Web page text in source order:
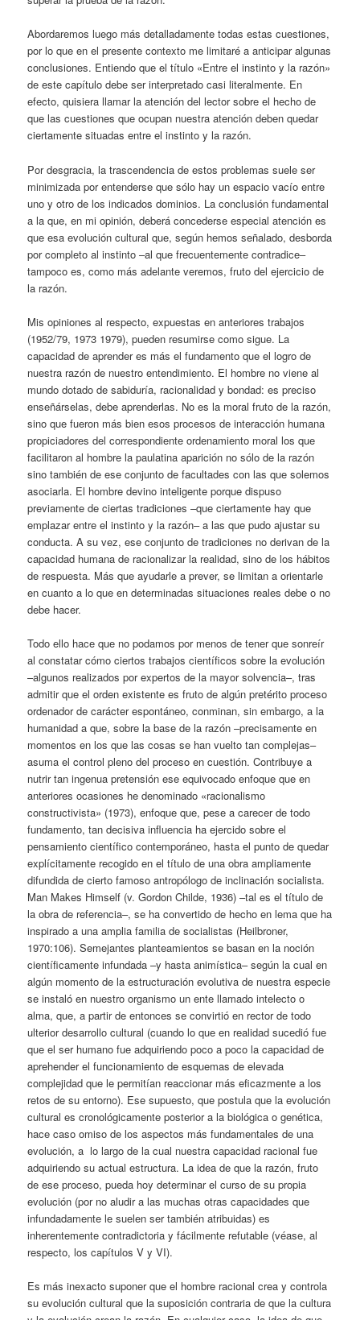
Abordaremos luego más detalladamente todas estas cuestiones,
por lo que en el presente contexto me limitaré a anticipar algunas
conclusiones. Entiendo que el título «Entre el instinto y la razón»
de este capítulo debe ser interpretado casi literalmente. En
efecto, quisiera llamar la atención del lector sobre el hecho de
que las cuestiones que ocupan nuestra atención deben quedar
ciertamente situadas entre el instinto y la razón.
Por desgracia, la trascendencia de estos problemas suele ser
minimizada por entenderse que sólo hay un espacio vacío entre
uno y otro de los indicados dominios. La conclusión fundamental
a la que, en mi opinión, deberá concederse especial atención es
que esa evolución cultural que, según hemos señalado, desborda
por completo al instinto –al que frecuentemente contradice–
tampoco es, como más adelante veremos, fruto del ejercicio de
la razón.
Mis opiniones al respecto, expuestas en anteriores trabajos
(1952/79, 1973 1979), pueden resumirse como sigue. La
capacidad de aprender es más el fundamento que el logro de
nuestra razón de nuestro entendimiento. El hombre no viene al
mundo dotado de sabiduría, racionalidad y bondad: es preciso
enseñárselas, debe aprenderlas. No es la moral fruto de la razón,
sino que fueron más bien esos procesos de interacción humana
propiciadores del correspondiente ordenamiento moral los que
facilitaron al hombre la paulatina aparición no sólo de la razón
sino también de ese conjunto de facultades con las que solemos
asociarla. El hombre devino inteligente porque dispuso
previamente de ciertas tradiciones –que ciertamente hay que
emplazar entre el instinto y la razón– a las que pudo ajustar su
conducta. A su vez, ese conjunto de tradiciones no derivan de la
capacidad humana de racionalizar la realidad, sino de los hábitos
de respuesta. Más que ayudarle a prever, se limitan a orientarle
en cuanto a lo que en determinadas situaciones reales debe o no
debe hacer.
Todo ello hace que no podamos por menos de tener que sonreír
al constatar cómo ciertos trabajos científicos sobre la evolución
–algunos realizados por expertos de la mayor solvencia–, tras
admitir que el orden existente es fruto de algún pretérito proceso
ordenador de carácter espontáneo, conminan, sin embargo, a la
humanidad a que, sobre la base de la razón –precisamente en
momentos en los que las cosas se han vuelto tan complejas–
asuma el control pleno del proceso en cuestión. Contribuye a
nutrir tan ingenua pretensión ese equivocado enfoque que en
anteriores ocasiones he denominado «racionalismo
constructivista» (1973), enfoque que, pese a carecer de todo
fundamento, tan decisiva influencia ha ejercido sobre el
pensamiento científico contemporáneo, hasta el punto de quedar
explícitamente recogido en el título de una obra ampliamente
difundida de cierto famoso antropólogo de inclinación socialista.
Man Makes Himself (v. Gordon Childe, 1936) –tal es el título de
la obra de referencia–, se ha convertido de hecho en lema que ha
inspirado a una amplia familia de socialistas (Heilbroner,
1970:106). Semejantes planteamientos se basan en la noción
científicamente infundada –y hasta animística– según la cual en
algún momento de la estructuración evolutiva de nuestra especie
se instaló en nuestro organismo un ente llamado intelecto o
alma, que, a partir de entonces se convirtió en rector de todo
ulterior desarrollo cultural (cuando lo que en realidad sucedió fue
que el ser humano fue adquiriendo poco a poco la capacidad de
aprehender el funcionamiento de esquemas de elevada
complejidad que le permitían reaccionar más eficazmente a los
retos de su entorno). Ese supuesto, que postula que la evolución
cultural es cronológicamente posterior a la biológica o genética,
hace caso omiso de los aspectos más fundamentales de una
evolución, a lo largo de la cual nuestra capacidad racional fue
adquiriendo su actual estructura. La idea de que la razón, fruto
de ese proceso, pueda hoy determinar el curso de su propia
evolución (por no aludir a las muchas otras capacidades que
infundadamente le suelen ser también atribuidas) es
inherentemente contradictoria y fácilmente refutable (véase, al
respecto, los capítulos V y VI).
Es más inexacto suponer que el hombre racional crea y controla
su evolución cultural que la suposición contraria de que la cultura